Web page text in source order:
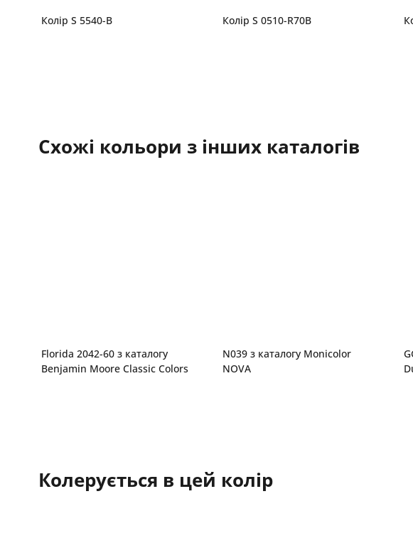
Колір S 5540-B Колір S 0510-R70B
Схожі кольори з інших каталогів
Florida 2042-60 з каталогу
Benjamin Moore Classic Colors
N039 з каталогу Monicolor
NOVA
GG65
Колерується в цей колір